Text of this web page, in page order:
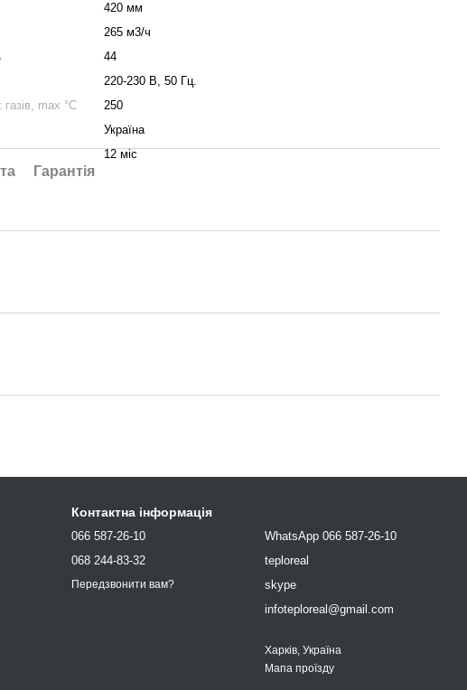
420 мм
265 м3/ч
44
220-230 В, 50 Гц.
max °C
250
Україна
12 міс
Гарантія
Контактна інформація
066 587-26-10
068 244-83-32
Передзвонити вам?
WhatsApp 066 587-26-10
teploreal
skype
infoteploreal@gmail.com
Харків, Україна
Мапа проїзду